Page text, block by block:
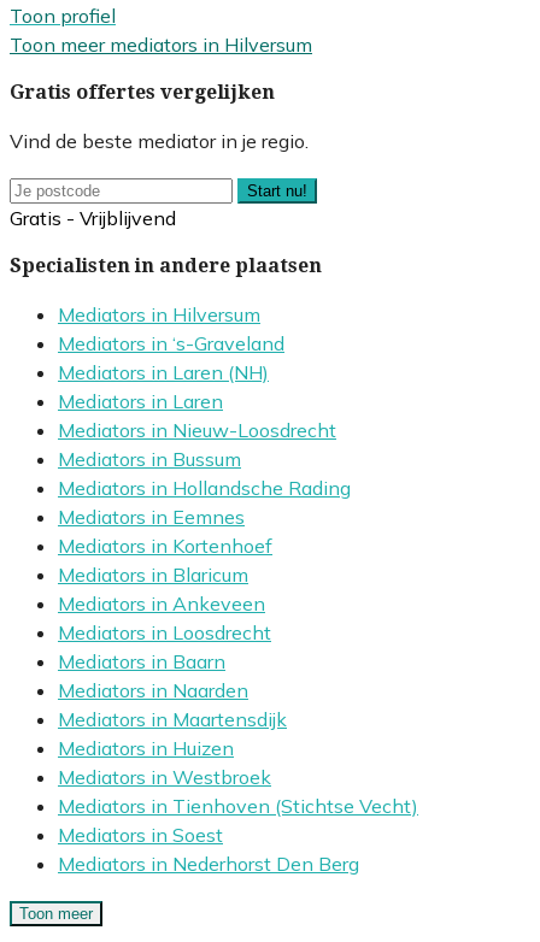
Toon profiel
Toon meer mediators in Hilversum
Gratis offertes vergelijken
Vind de beste mediator in je regio.
Start nu!
Gratis - Vrijblijvend
Specialisten in andere plaatsen
Mediators in Hilversum
Mediators in ‘s-Graveland
Mediators in Laren (NH)
Mediators in Laren
Mediators in Nieuw-Loosdrecht
Mediators in Bussum
Mediators in Hollandsche Rading
Mediators in Eemnes
Mediators in Kortenhoef
Mediators in Blaricum
Mediators in Ankeveen
Mediators in Loosdrecht
Mediators in Baarn
Mediators in Naarden
Mediators in Maartensdijk
Mediators in Huizen
Mediators in Westbroek
Mediators in Tienhoven (Stichtse Vecht)
Mediators in Soest
Mediators in Nederhorst Den Berg
Toon meer